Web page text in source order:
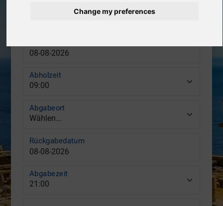
Abholzeit
Abgabeort
Rückgabedatum
Abgabezeit
Change my preferences